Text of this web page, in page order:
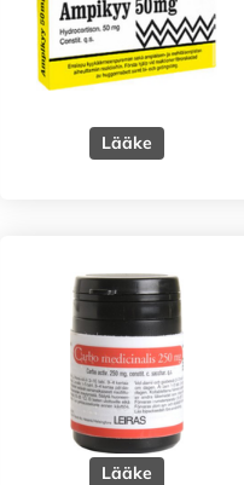
Lääke
Lääke